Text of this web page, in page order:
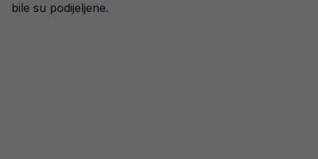
bile su podijeljene.